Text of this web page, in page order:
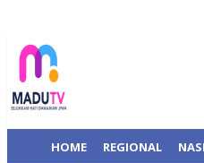
HOME REGIONAL